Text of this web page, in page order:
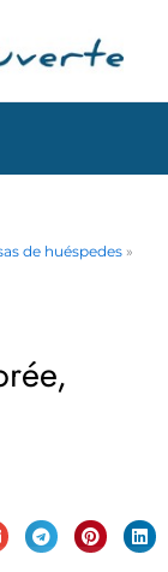
de huéspedes »